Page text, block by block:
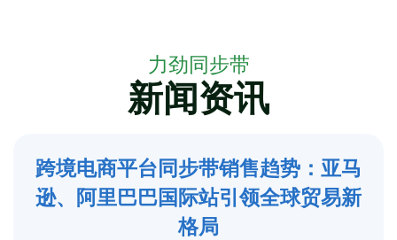
力劲同步带
新闻资讯
5
2025-3
跨境电商平台同步带销售趋势：亚马
逊、阿里巴巴国际站引领全球贸易新
格局